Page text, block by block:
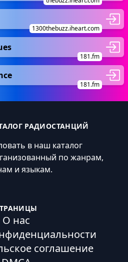
1300thebuzz.iheart.com
181.fm
181.fm
РАДИОСТАНЦИЙ
в наш каталог
по жанрам,
и языкам.
О нас
соглашение